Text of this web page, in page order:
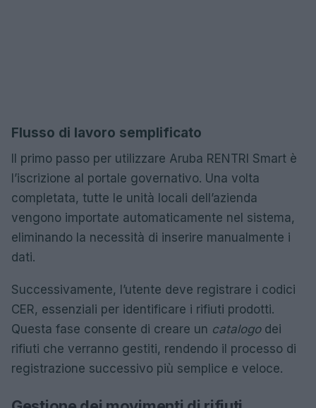
Flusso di lavoro semplificato
Il primo passo per utilizzare Aruba RENTRI Smart è
l’iscrizione al portale governativo. Una volta
completata, tutte le unità locali dell’azienda
vengono importate automaticamente nel sistema,
eliminando la necessità di inserire manualmente i
dati.
Successivamente, l’utente deve registrare i codici
CER, essenziali per identificare i rifiuti prodotti.
Questa fase consente di creare un catalogodei
rifiuti che verranno gestiti, rendendo il processo di
registrazione successivo più semplice e veloce.